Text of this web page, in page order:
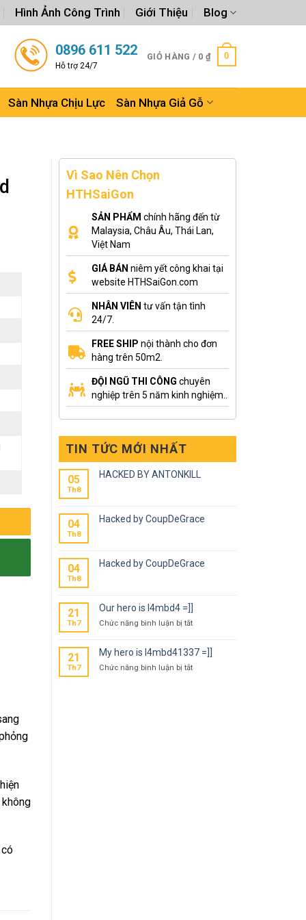
Hình Ảnh Công Trình Giới Thiệu Blog
0896 611 522
Hỗ trợ 24/7
GIỎ HÀNG / 0 ₫ 0
Sàn Nhựa Chịu Lực Sàn Nhựa Giả Gỗ
Vì Sao Nên Chọn
HTHSaiGon
SẢN PHẨM chính hãng đến từ
Malaysia, Châu Âu, Thái Lan,
Việt Nam
GIÁ BÁN niêm yết công khai tại
website HTHSaiGon.com
NHÂN VIÊN tư vấn tận tình
24/7.
FREE SHIP nội thành cho đơn
hàng trên 50m2.
ĐỘI NGŨ THI CÔNG chuyên
nghiệp trên 5 năm kinh nghiệm..
TIN TỨC MỚI NHẤT
05
Th8
HACKED BY ANTONKILL
04
Th8
Hacked by CoupDeGrace
04
Th8
Hacked by CoupDeGrace
21
Th7
Our hero is l4mbd4 =]]
Chức năng bình luận bị tắtở
hero
is
l4mbd4
21
Th7
My hero is l4mbd41337 =]]
Chức năng bình luận bị tắtở